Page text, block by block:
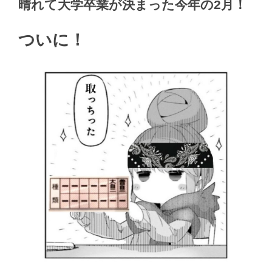
晴れて大学卒業が決まった今年の2月！
ついに！